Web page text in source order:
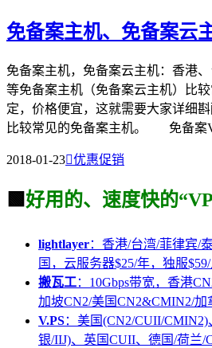
免备案主机、免备案云
免备案主机，免备案云主机：香港
等免备案主机（免备案云主机）比
定，价格便宜，这就需要大家详细
比较常见的免备案主机。 免备案
2018-01-23优惠促销
🟩 好用的、速度快的
lightlayer：香港/台湾/菲律宾/
国，云服务器$25/年，独服$59/
搬瓦工：10Gbps带宽，香港
加坡CN2/美国CN2&CMIN2/加
V.PS：美国(CN2/CUII/
银/IIJ)、英国CUII、德国/荷兰/